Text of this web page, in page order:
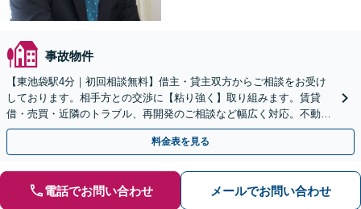
事故物件
【東池袋駅4分｜初回相談無料】借主・貸主双方からご相談をお受け
しております。相手方との交渉に【粘り強く】取り組みます。賃貸
借・売買・近隣のトラブル、再開発のご相談など幅広く対応。不動産
問題は複雑化しやすいため、お早めに弁護士にご相談ください
料金表を見る
電話でお問い合わせ メールでお問い合わせ